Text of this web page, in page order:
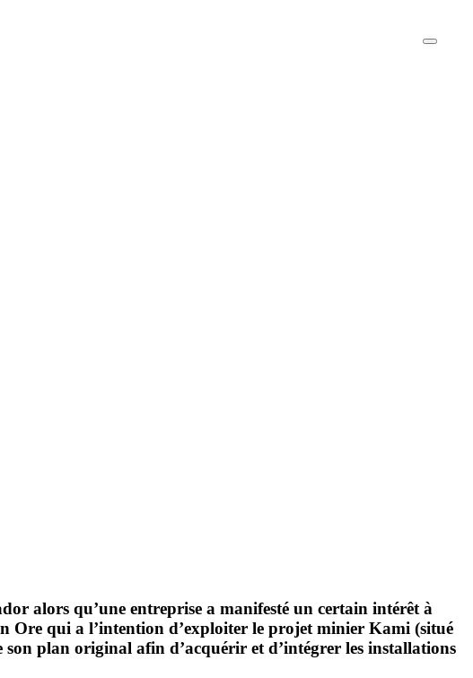
alors qu’une entreprise a manifesté un certain intérêt à
Ore qui a l’intention d’exploiter le projet minier Kami (situé
plan original afin d’acquérir et d’intégrer les installations